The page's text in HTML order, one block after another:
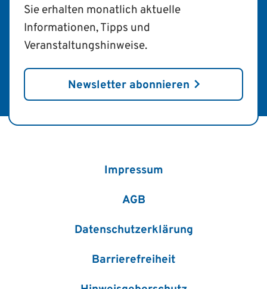
Sie erhalten monatlich aktuelle
Informationen, Tipps und
Veranstaltungshinweise.
Newsletter abonnieren
Impressum
AGB
Datenschutzerklärung
Barrierefreiheit